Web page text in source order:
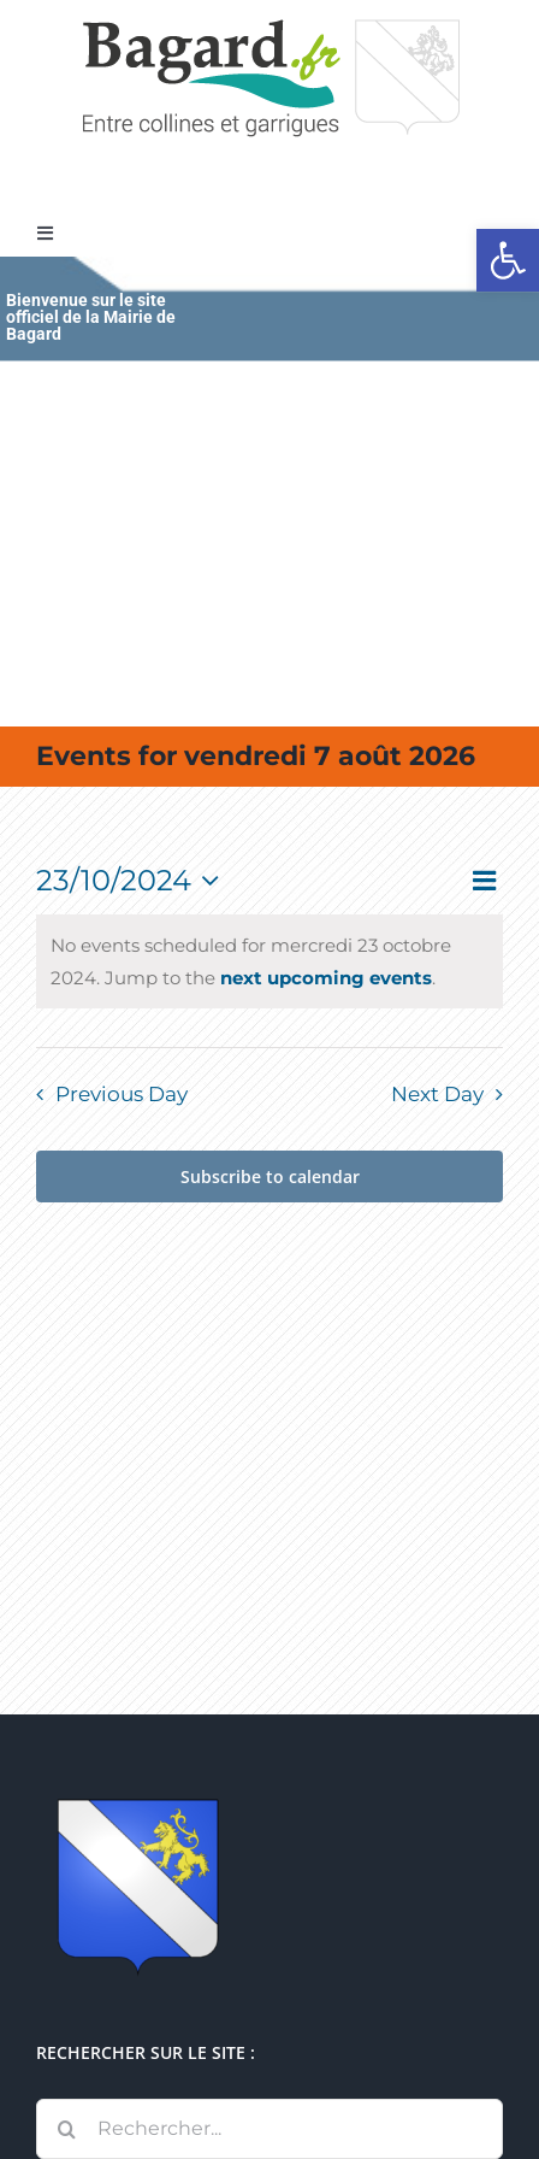
Ouvrir
Toggle
Navigation
Accueil
Bienvenue sur le site
officiel de la Mairie de
Bagard
Events for vendredi 7 août 2026
Event
Day
23/10/2024
Select
date.
No events scheduled for mercredi 23 octobre
2024. Jump to the next upcoming events.
Previous Day Next Day
Subscribe to calendar
RECHERCHER SUR LE SITE :